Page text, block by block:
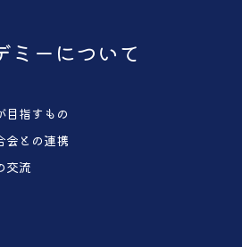
ミーについて
目指すもの
会との連携
交流